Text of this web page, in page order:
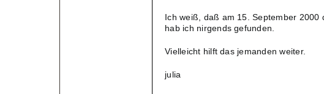
Ich weiß, daß am 15. September 2000
hab ich nirgends gefunden.
Vielleicht hilft das jemanden weiter.
julia